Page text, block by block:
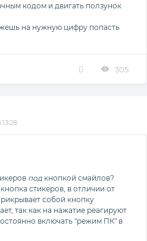
кодом и двигать ползунок
на нужную цифру попасть
305
под кнопкой смайлов?
стикеров, в отличии от
собой кнопку
так как на нажатие реагируют
включать "режим ПК" в